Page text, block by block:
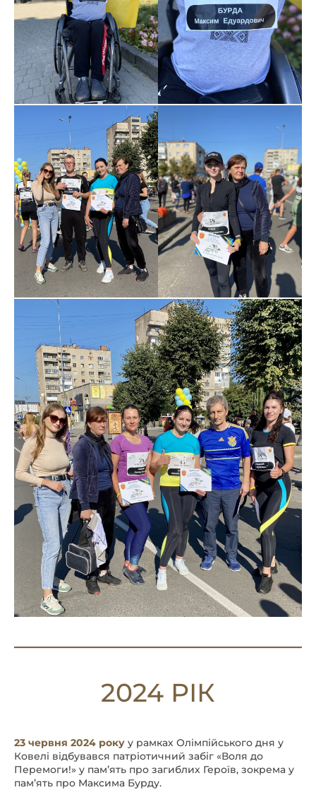
2024 РІК
23 червня 2024 року у рамках Олімпійського дня у
Ковелі відбувався патріотичний забіг «Воля до
Перемоги!» у памʼять про загиблих Героїв, зокрема у
памʼять про Максима Бурду.